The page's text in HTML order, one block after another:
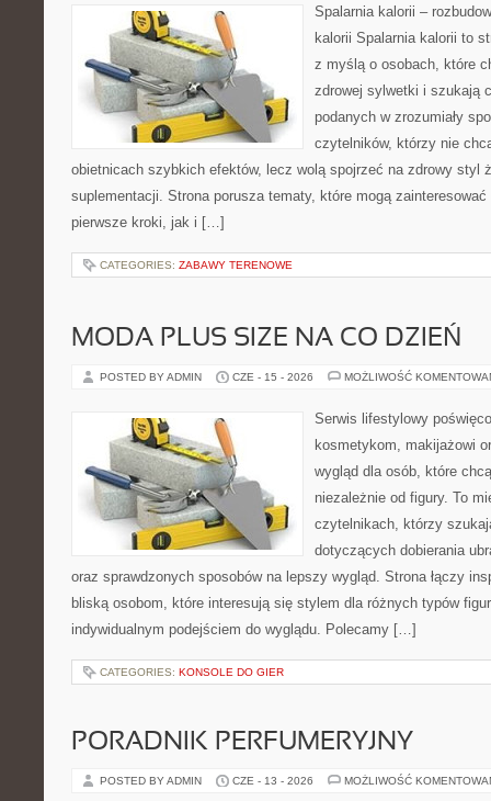
Spalarnia kalorii –
kalorii Spalarnia kalorii to
z myślą o osobach, które
zdrowej sylwetki i szukają
podanych w zrozumiały
czytelników, którzy nie
obietnicach szybkich efektów, lecz wolą spojrzeć na zdrowy styl
suplementacji. Strona porusza tematy, które mogą
pierwsze kroki, jak i […]
CATEGORIES: ZABAWY TERENOWE
MODA PLUS SIZE NA CO DZIEŃ
POSTED BY ADMIN CZE - 15 - 2026 MOŻLIWOŚĆ
Serwis lifestylowy
kosmetykom, makijażowi
wygląd dla osób, które
niezależnie od figury. To
czytelnikach, którzy
dotyczących dobierania
oraz sprawdzonych sposobów na lepszy wygląd. Strona łączy
bliską osobom, które interesują się stylem dla różnych typów
indywidualnym podejściem do wyglądu. Polecamy […]
CATEGORIES: KONSOLE DO GIER
PORADNIK PERFUMERYJNY
POSTED BY ADMIN CZE - 13 - 2026 MOŻLIWOŚĆ